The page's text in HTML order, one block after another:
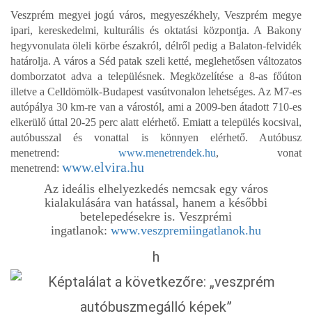
Veszprém megyei jogú város, megyeszékhely, Veszprém megye
ipari, kereskedelmi, kulturális és oktatási központja. A Bakony
hegyvonulata öleli körbe északról, délről pedig a Balaton-felvidék
határolja. A város a Séd patak szeli ketté, meglehetősen változatos
domborzatot adva a településnek. Megközelítése a 8-as főúton
illetve a Celldömölk-Budapest vasútvonalon lehetséges. Az M7-es
autópálya 30 km-re van a várostól, ami a 2009-ben átadott 710-es
elkerülő úttal 20-25 perc alatt elérhető. Emiatt a település kocsival,
autóbusszal és vonattal is könnyen elérhető. Autóbusz
menetrend: www.menetrendek.hu, vonat
menetrend: www.elvira.hu
Az ideális elhelyezkedés nemcsak egy város
kialakulására van hatással, hanem a későbbi
betelepedésekre is. Veszprémi
ingatlanok: www.veszpremiingatlanok.hu
h